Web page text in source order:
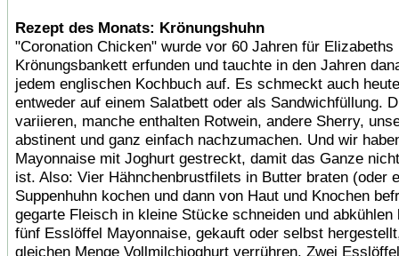
Rezept des Monats: Krönungshuhn
"Coronation Chicken" wurde vor 60 Jahren für Elizabeths
Krönungsbankett erfunden und tauchte in den Jahren
jedem englischen Kochbuch auf. Es schmeckt auch
entweder auf einem Salatbett oder als Sandwichfüllung.
variieren, manche enthalten Rotwein, andere Sherry,
abstinent und ganz einfach nachzumachen. Und wir
Mayonnaise mit Joghurt gestreckt, damit das Ganze
ist. Also: Vier Hähnchenbrustfilets in Butter braten (oder
Suppenhuhn kochen und dann von Haut und Knochen
gegarte Fleisch in kleine Stücke schneiden und abkühlen
fünf Esslöffel Mayonnaise, gekauft oder selbst
gleichen Menge Vollmilchjoghurt verrühren. Zwei